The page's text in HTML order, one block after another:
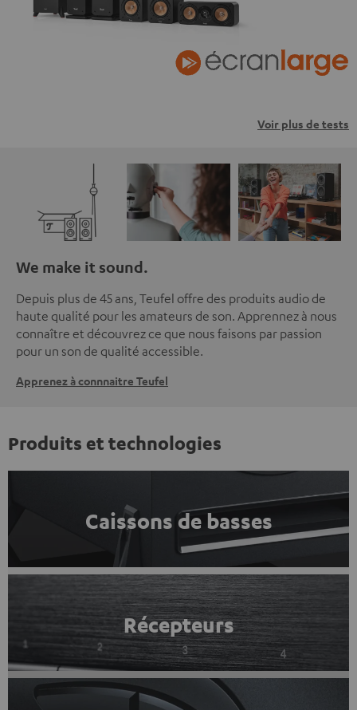
Voir plus de tests
We make it sound.
Depuis plus de 45 ans, Teufel offre des produits audio de
haute qualité pour les amateurs de son. Apprennez à nous
connaître et découvrez ce que nous faisons par passion
pour un son de qualité accessible.
Apprenez à connnaitre Teufel
Produits et technologies
Caissons de basses
Récepteurs